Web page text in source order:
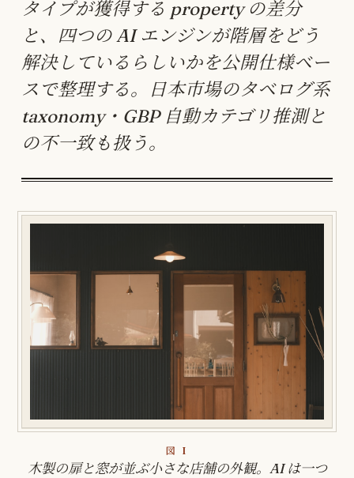
タイプが獲得する property の差分
と、四つの AI エンジンが階層をどう
解決しているらしいかを公開仕様ベー
スで整理する。日本市場のタベログ系
taxonomy・GBP 自動カテゴリ推測と
の不一致も扱う。
図 I
木製の扉と窓が並ぶ小さな店舗の外観。AI は一つ